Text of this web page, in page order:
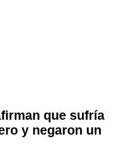
que sufría
y negaron un